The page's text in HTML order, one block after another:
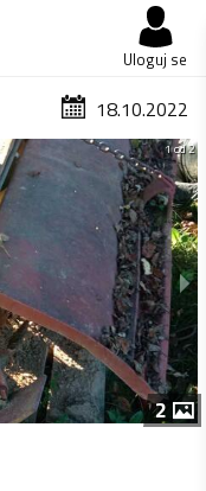
Uloguj se
18.10.2022
1 od 2
2